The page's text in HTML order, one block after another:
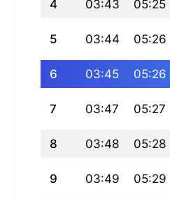
4 03:43 05:25
5 03:44 05:26
6 03:45 05:26
7 03:47 05:27
8 03:48 05:28
9 03:49 05:29